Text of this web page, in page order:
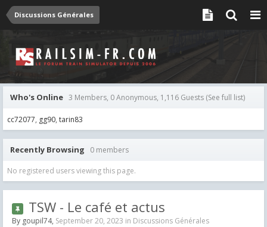
Discussions Générales
Who's Online 3 Members, 0 Anonymous, 1,116 Guests (See full list)
cc72077 gg90 tarin83
Recently Browsing 0 members
No registered users viewing this page.
TSW - Le café et actus
By goupil74, September 20, 2023 in Discussions Générales